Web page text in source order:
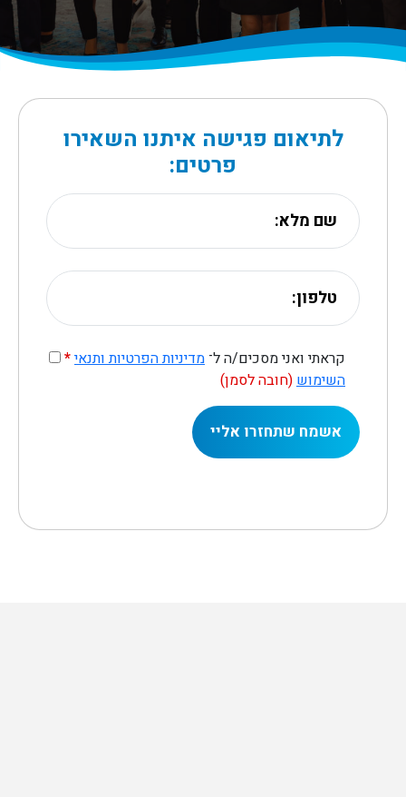
לתיאום פגישה איתנו השאירו
פרטים:
* קראתי ואני מסכים/ה ל־ מדיניות הפרטיות ותנאי
השימוש(חובה לסמן)